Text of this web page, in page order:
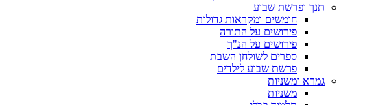
תנך ופרשת שבוע
חומשים ומקראות גדולות
פירושים על התורה
פירושים על הנ"ך
ספרים לשולחן השבת
פרשת שבוע לילדים
גמרא ומשניות
משניות